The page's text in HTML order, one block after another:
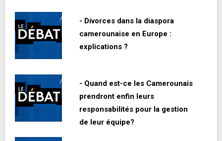
- Divorces dans la diaspora
camerounaise en Europe :
explications ?
- Quand est-ce les Camerounais
prendront enfin leurs
responsabilités pour la gestion
de leur équipe?